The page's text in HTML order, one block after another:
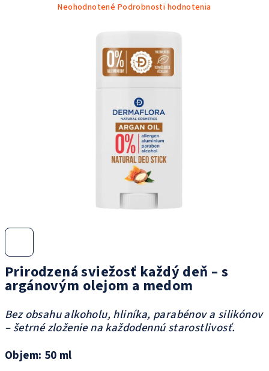
Prirodzená sviežosť každý deň – s
argánovým olejom a medom
Bez obsahu alkoholu, hliníka, parabénov a silikónov
– šetrné zloženie na každodennú starostlivosť.
Objem: 50 ml
Priemerné
Neohodnotené Podrobnosti hodnotenia